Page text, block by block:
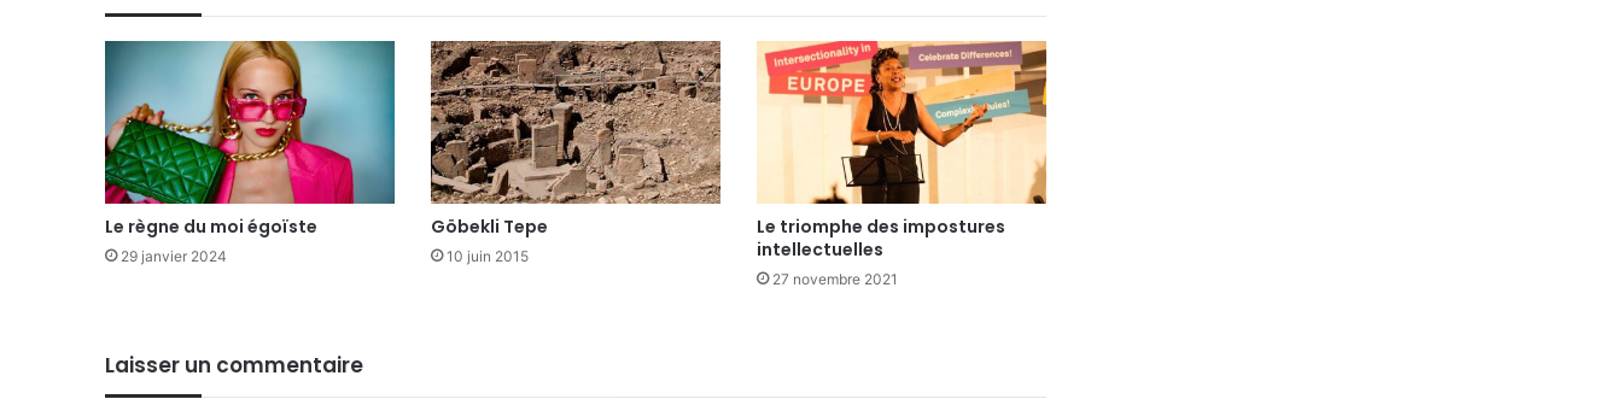
Le règne du moi égoïste
29 janvier 2024
Göbekli Tepe
10 juin 2015
Le triomphe des impostures
intellectuelles
27 novembre 2021
Laisser un commentaire